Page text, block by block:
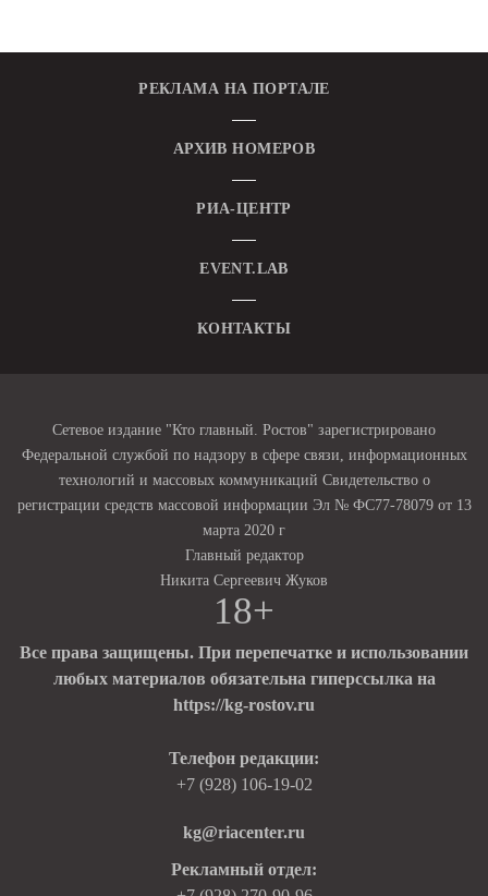
РЕКЛАМА НА ПОРТАЛЕ
АРХИВ НОМЕРОВ
РИА-ЦЕНТР
EVENT.LAB
КОНТАКТЫ
Сетевое издание "Кто главный. Ростов" зарегистрировано
Федеральной службой по надзору в сфере связи, информационных
технологий и массовых коммуникаций Свидетельство о
регистрации средств массовой информации Эл № ФС77-78079 от 13
марта 2020 г
Главный редактор
Никита Сергеевич Жуков
18+
Все права защищены. При перепечатке и использовании
любых материалов обязательна гиперссылка на
https://kg-rostov.ru
Телефон редакции:
+7 (928) 106-19-02
kg@riacenter.ru
Рекламный отдел: